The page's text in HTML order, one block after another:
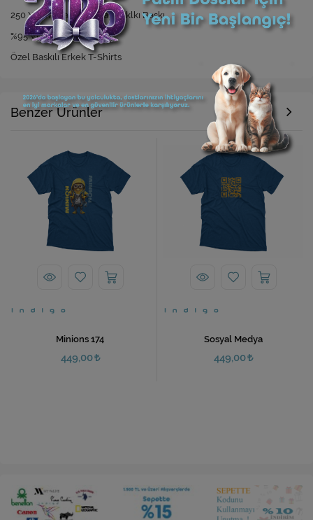
250 Yıkamaya Kadar Dayanıklkı Baskı
%95 Viskon %5 Elastan
Özel Baskılı Erkek T-Shirts
Benzer Ürünler
Minions 174
449,00
Sosyal Medya
449,00